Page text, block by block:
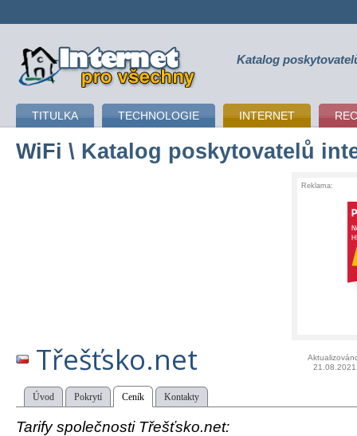
připojení k internetu Katalog
TITULKA TECHNOLOGIE INTERNET
WiFi \ Katalog poskytovatelů
Reklama:
Třešťsko.net
21.08.2021
Úvod Pokrytí Ceník Kontakty
Tarify společnosti Třešťsko.net: